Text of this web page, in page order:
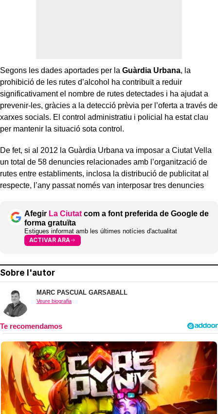
Segons les dades aportades per la Guàrdia Urbana, la
prohibició de les rutes d’alcohol ha contribuït a reduir
significativament el nombre de rutes detectades i ha ajudat a
prevenir-les, gràcies a la detecció prèvia per l’oferta a través de
xarxes socials. El control administratiu i policial ha estat clau
per mantenir la situació sota control.
De fet, si al 2012 la Guàrdia Urbana va imposar a Ciutat Vella
un total de 58 denuncies relacionades amb l’organització de
rutes entre establiments, inclosa la distribució de publicitat al
respecte, l’any passat només van interposar tres denuncies
Afegir La Ciutat com a font preferida de Google de
forma gratuïta
Estigues informat amb les últimes notícies d'actualitat
ACTIVAR ARA
Sobre l'autor
MARC PASCUAL GARSABALL
Veure biografia